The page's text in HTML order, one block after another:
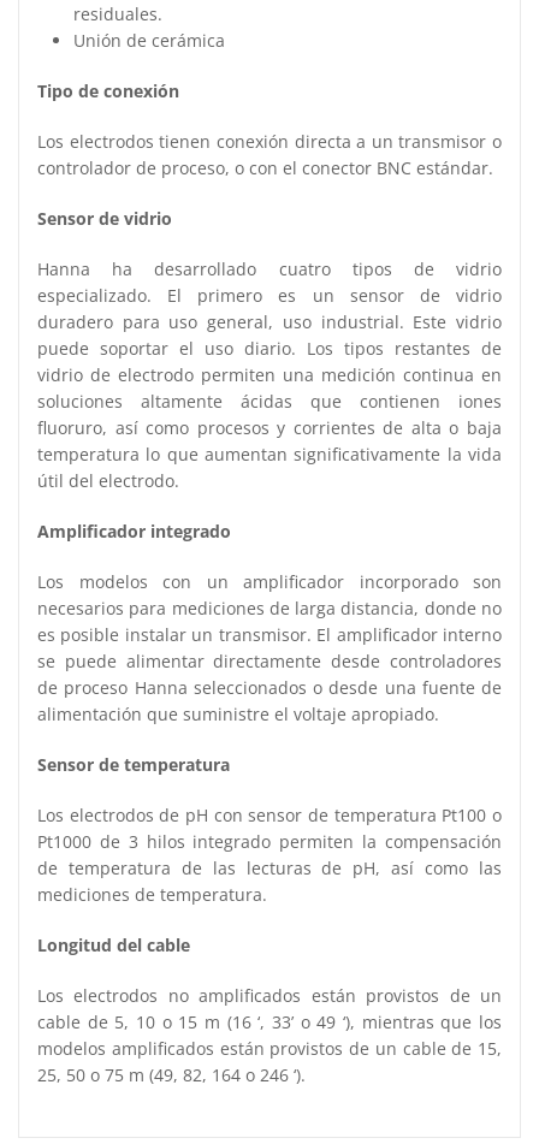
residuales.
Unión de cerámica
Tipo de conexión
Los electrodos tienen conexión directa a un transmisor o
controlador de proceso, o con el conector BNC estándar.
Sensor de vidrio
Hanna ha desarrollado cuatro tipos de vidrio
especializado. El primero es un sensor de vidrio
duradero para uso general, uso industrial. Este vidrio
puede soportar el uso diario. Los tipos restantes de
vidrio de electrodo permiten una medición continua en
soluciones altamente ácidas que contienen iones
fluoruro, así como procesos y corrientes de alta o baja
temperatura lo que aumentan significativamente la vida
útil del electrodo.
Amplificador integrado
Los modelos con un amplificador incorporado son
necesarios para mediciones de larga distancia, donde no
es posible instalar un transmisor. El amplificador interno
se puede alimentar directamente desde controladores
de proceso Hanna seleccionados o desde una fuente de
alimentación que suministre el voltaje apropiado.
Sensor de temperatura
Los electrodos de pH con sensor de temperatura Pt100 o
Pt1000 de 3 hilos integrado permiten la compensación
de temperatura de las lecturas de pH, así como las
mediciones de temperatura.
Longitud del cable
Los electrodos no amplificados están provistos de un
cable de 5, 10 o 15 m (16 ‘, 33’ o 49 ‘), mientras que los
modelos amplificados están provistos de un cable de 15,
25, 50 o 75 m (49, 82, 164 o 246 ‘).